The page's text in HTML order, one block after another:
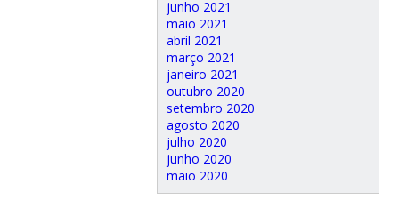
junho 2021
maio 2021
abril 2021
março 2021
janeiro 2021
outubro 2020
setembro 2020
agosto 2020
julho 2020
junho 2020
maio 2020